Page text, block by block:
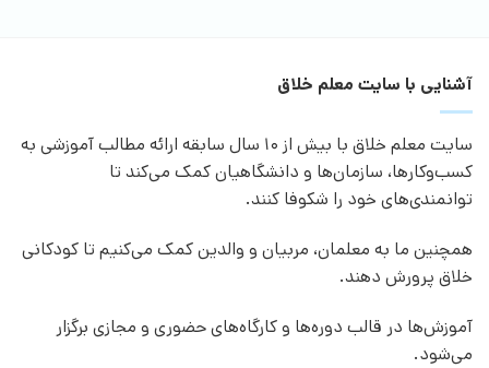
آشنایی با سایت معلم خلاق
سایت معلم خلاق با بیش از 10 سال سابقه ارائه مطالب آموزشی به
کسب‌وکارها، سازمان‌ها و دانشگاهیان کمک می‌کند تا
توانمندی‌های خود را شکوفا کنند.
همچنین ما به معلمان، مربیان و والدین کمک می‌کنیم تا کودکانی
خلاق پرورش دهند.
آموزش‌ها در قالب دوره‌ها و کارگاه‌های حضوری و مجازی برگزار
می‌شود.